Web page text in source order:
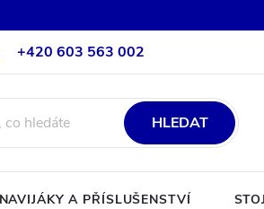
+420 603 563 002
HLEDAT
NAVIJÁKY A PŘÍSLUŠENSTVÍ